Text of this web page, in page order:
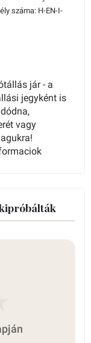
száma: H-EN-I-
jár - a
jegyként is
vagy